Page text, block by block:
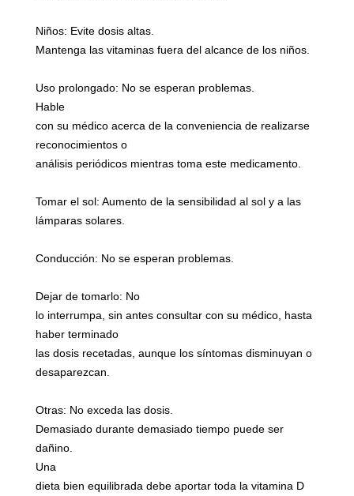
Niños: Evite dosis altas.
Mantenga las vitaminas fuera del alcance de los niños.
Uso prolongado: No se esperan problemas.
Hable
con su médico acerca de la conveniencia de realizarse
reconocimientos o
análisis periódicos mientras toma este medicamento.
Tomar el sol: Aumento de la sensibilidad al sol y a las
lámparas solares.
Conducción: No se esperan problemas.
Dejar de tomarlo: No
lo interrumpa, sin antes consultar con su médico, hasta
haber terminado
las dosis recetadas, aunque los síntomas disminuyan o
desaparezcan.
Otras: No exceda las dosis.
Demasiado durante demasiado tiempo puede ser
dañino.
Una
dieta bien equilibrada debe aportar toda la vitamina D